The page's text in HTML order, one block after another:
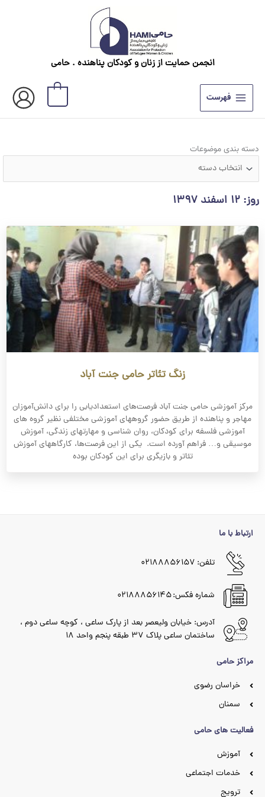
انجمن حمایت از زنان و کودکان پناهنده . حامی
فهرست
دسته بندی موضوعات
دسته
موضوعات
روز: ۱۲ اسفند ۱۳۹۷
زنگ تئاتر حامی جنت آباد
مرکز آموزشی حامی جنت آباد فرصت‌های استعدادیابی را برای دانش‌آموزان
مهاجر و پناهنده از طریق حضور گروههای آموزشی مختلفی نظیر گروه های
آموزشی فلسفه برای کودکان، روان شناسی و مهارتهای زندگی، آموزش
موسیقی و… فراهم آورده است. یکی از این فرصت‌ها، کارگاههای آموزش
تئاتر و بازیگری برای این کودکان بوده
ارتباط با ما
تلفن: ۰۲۱۸۸۸۵۶۱۵۷
شماره فکس: ۰۲۱۸۸۸۵۶۱۴۵
آدرس: خیابان ولیعصر بعد از پارک ساعی ، کوچه ساعی دوم ،
ساختمان ساعی پلاک ۳۷ طبقه پنجم واحد ۱۸
مراکز حامی
خراسان رضوی
سمنان
فعالیت های حامی
آموزش
خدمات اجتماعی
ترویج